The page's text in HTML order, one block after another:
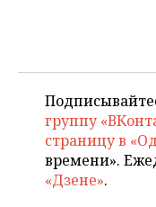
группу
страницу в
времени».
«Дзене».